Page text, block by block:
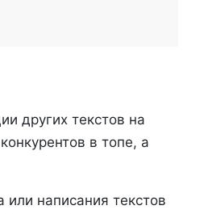
других текстов на
в топе, а
написания текстов